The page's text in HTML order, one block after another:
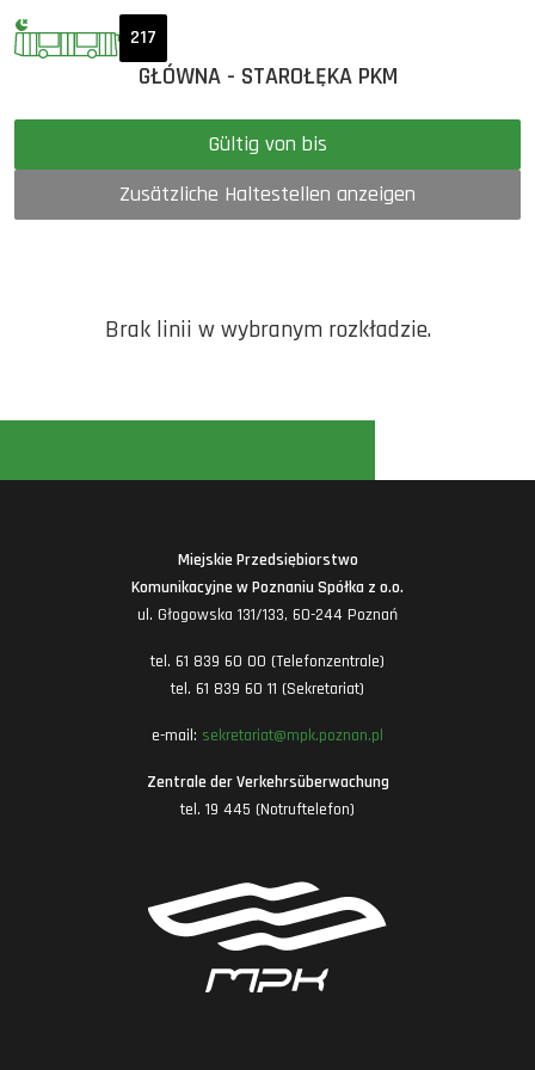
217
GŁÓWNA - STAROŁĘKA PKM
Gültig von bis
Zusätzliche Haltestellen anzeigen
Brak linii w wybranym rozkładzie.
Miejskie Przedsiębiorstwo
Komunikacyjne w Poznaniu Spółka z o.o.
ul. Głogowska 131/133, 60-244 Poznań
tel. 61 839 60 00 (Telefonzentrale)
tel. 61 839 60 11 (Sekretariat)
e-mail: sekretariat@mpk.poznan.pl
Zentrale der Verkehrsüberwachung
tel. 19 445 (Notruftelefon)